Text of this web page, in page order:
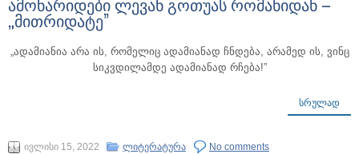
„მითრიდატე”
„ადამიანია არა ის, რომელიც ადამიანად ჩნდება, არამედ ის, ვინც
სიკვდილამდე ადამიანად რჩება!”
ᲡᲠᲣᲚᲐᲓ
ივლისი 15, 2022 ლიტერატურა No comments